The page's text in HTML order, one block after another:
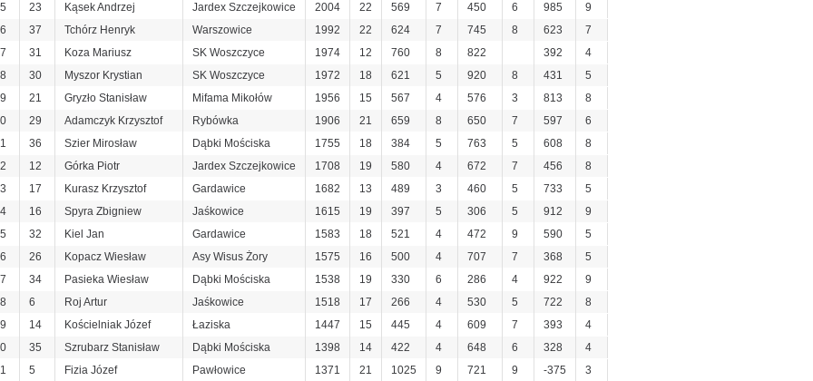
23 Kąsek Andrzej Jardex Szczejkowice 2004 22 569 7 450 6 985
9
37 Tchórz Henryk Warszowice 1992 22 624 7 745 8 623
7
31 Koza Mariusz SK Woszczyce 1974 12 760 8 822 392
4
30 Myszor Krystian SK Woszczyce 1972 18 621 5 920 8 431
5
21 Gryzło Stanisław Mifama Mikołów 1956 15 567 4 576 3 813
8
29 Adamczyk Krzysztof Rybówka 1906 21 659 8 650 7 597
6
36 Szier Mirosław Dąbki Mościska 1755 18 384 5 763 5 608
8
12 Górka Piotr Jardex Szczejkowice 1708 19 580 4 672 7 456
8
17 Kurasz Krzysztof Gardawice 1682 13 489 3 460 5 733
5
16 Spyra Zbigniew Jaśkowice 1615 19 397 5 306 5 912
9
32 Kiel Jan Gardawice 1583 18 521 4 472 9 590
5
26 Kopacz Wiesław Asy Wisus Żory 1575 16 500 4 707 7 368
5
34 Pasieka Wiesław Dąbki Mościska 1538 19 330 6 286 4 922
9
6 Roj Artur Jaśkowice 1518 17 266 4 530 5 722
8
14 Kościelniak Józef Łaziska 1447 15 445 4 609 7 393
4
35 Szrubarz Stanisław Dąbki Mościska 1398 14 422 4 648 6 328
4
5 Fizia Józef Pawłowice 1371 21 1025 9 721 9 -375
3